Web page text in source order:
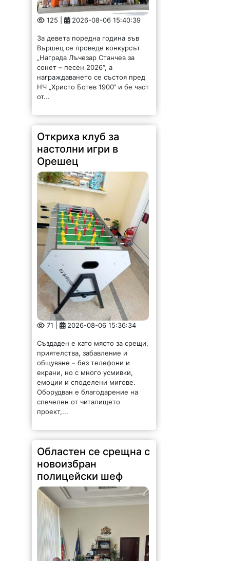
125 | 2026-08-06 15:40:39
За девета поредна година във
Вършец се проведе конкурсът
„Награда Лъчезар Станчев за
сонет – песен 2026“, а
награждаването се състоя пред
НЧ „Христо Ботев 1900“ и бе част
от...
Откриха клуб за
настолни игри в
Орешец
71 | 2026-08-06 15:36:34
Създаден е като място за срещи,
приятелства, забавление и
общуване – без телефони и
екрани, но с много усмивки,
емоции и споделени мигове.
Оборудван е благодарение на
спечелен от читалището
проект,...
Областен се срещна с
новоизбран
полицейски шеф